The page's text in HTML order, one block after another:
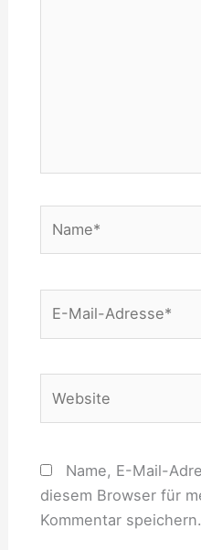
Name, E-Mail-
diesem Browser für
Kommentar speichern.